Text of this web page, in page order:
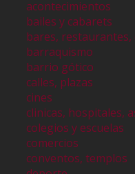
acontecimientos
bailes y cabarets
bares, restaurantes,
barraquismo
barrio gótico
calles, plazas
cines
clinicas, hospitales,
colegios y escuelas
comercios
conventos, templos